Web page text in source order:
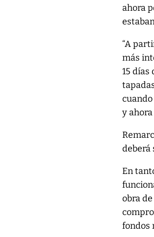
ahora
“A
más
15 días
y
deberá
En
obra
fondos